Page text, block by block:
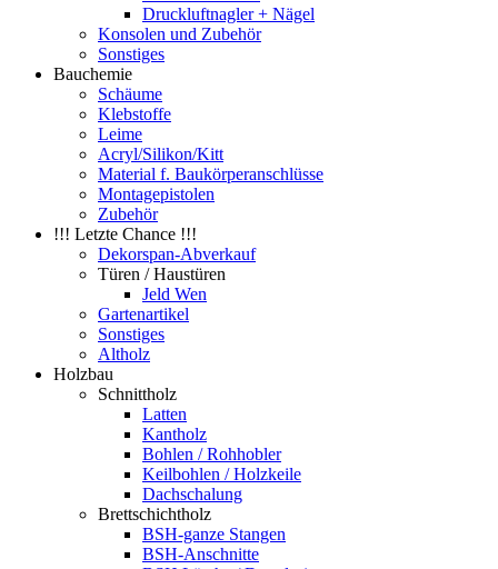
Druckluftnagler + Nägel
Konsolen und Zubehör
Sonstiges
Bauchemie
Schäume
Klebstoffe
Leime
Acryl/Silikon/Kitt
Material f. Baukörperanschlüsse
Montagepistolen
Zubehör
!!! Letzte Chance !!!
Dekorspan-Abverkauf
Türen / Haustüren
Jeld Wen
Gartenartikel
Sonstiges
Altholz
Holzbau
Schnittholz
Latten
Kantholz
Bohlen / Rohhobler
Keilbohlen / Holzkeile
Dachschalung
Brettschichtholz
BSH-ganze Stangen
BSH-Anschnitte